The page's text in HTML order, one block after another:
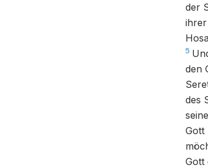
der
5
den
des
Gott
Gott